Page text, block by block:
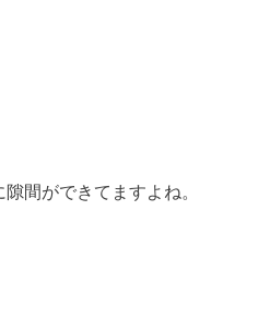
間ができてますよね。